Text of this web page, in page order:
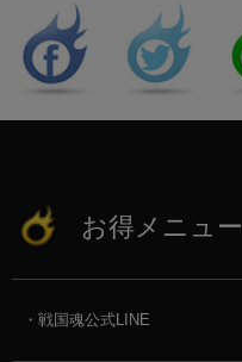
お得メニュー
戦国魂公式LINE